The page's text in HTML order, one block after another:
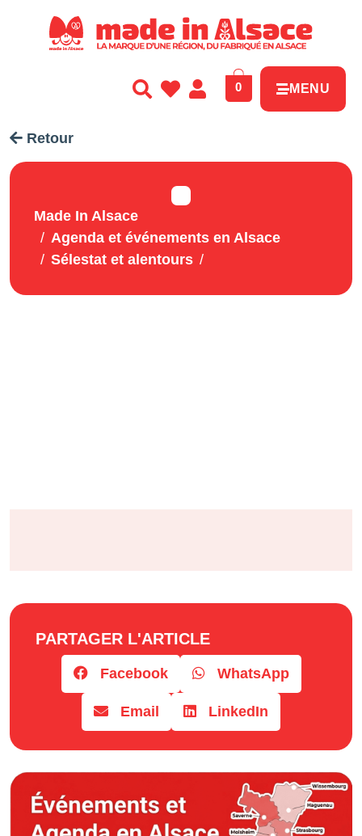
0 MENU
Retour
Made In Alsace
Agenda et événements en Alsace
Sélestat et alentours
PARTAGER L'ARTICLE
Facebook WhatsApp
Email LinkedIn